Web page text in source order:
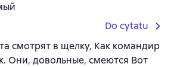
Do cytatu
смотрят в щелку, Как командир
Они, довольные, смеются Вот